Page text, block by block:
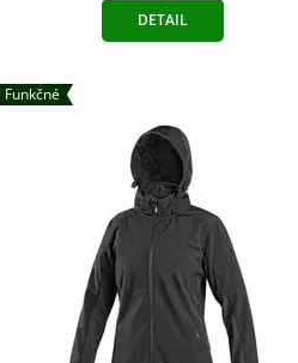
DETAIL
Funkčné